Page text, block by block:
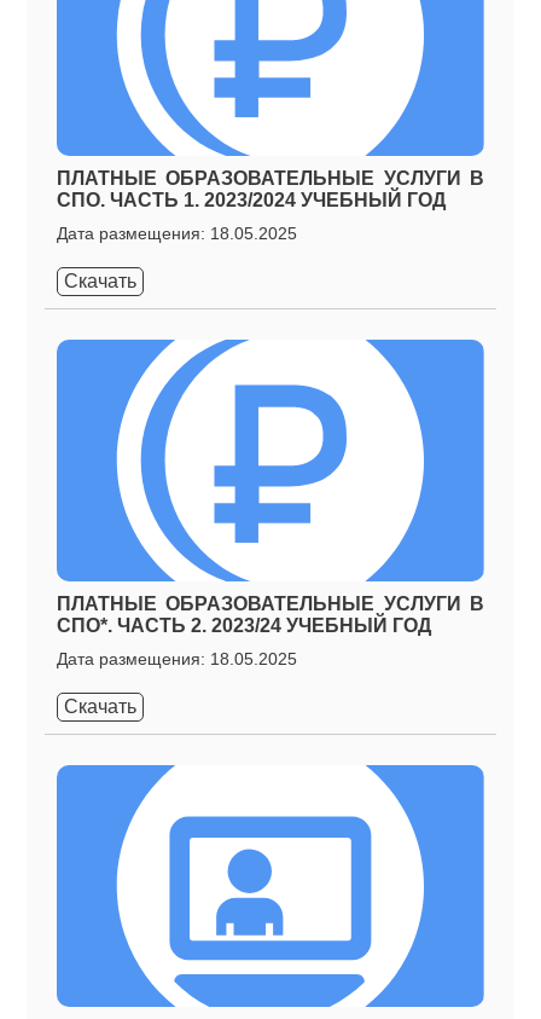
ПЛАТНЫЕ ОБРАЗОВАТЕЛЬНЫЕ УСЛУГИ В
СПО. ЧАСТЬ 1. 2023/2024 УЧЕБНЫЙ ГОД
Дата размещения: 18.05.2025
Скачать
ПЛАТНЫЕ ОБРАЗОВАТЕЛЬНЫЕ УСЛУГИ В
СПО*. ЧАСТЬ 2. 2023/24 УЧЕБНЫЙ ГОД
Дата размещения: 18.05.2025
Скачать